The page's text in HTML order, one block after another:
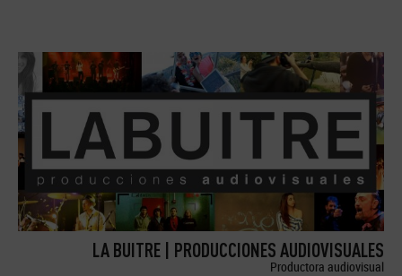
LA BUITRE | PRODUCCIONES AUDIOVISUALES
Productora audiovisual